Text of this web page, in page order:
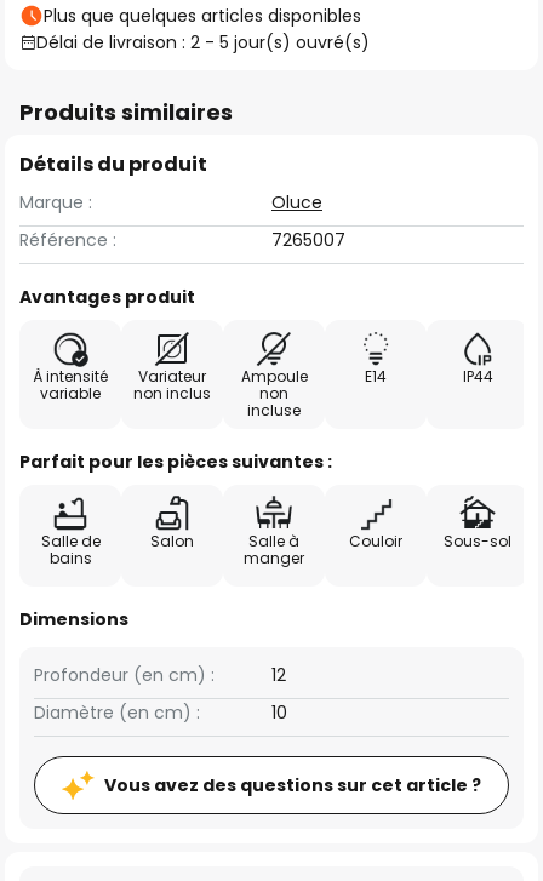
Plus que quelques articles disponibles
Délai de livraison : 2 - 5 jour(s) ouvré(s)
Produits similaires
Détails du produit
Marque :
Oluce
Référence :
7265007
Avantages produit
À intensité
variable
Variateur
non inclus
Ampoule
non
incluse
E14 IP44
Parfait pour les pièces suivantes :
Salle de
bains
Salon
Salle à
manger
Couloir Sous-sol
Dimensions
Profondeur (en cm) :
12
Diamètre (en cm) :
10
Vous avez des questions sur cet article ?